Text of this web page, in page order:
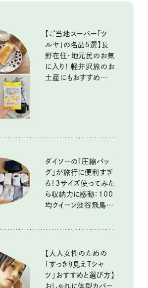
【ご当地スーパー「ツ
ルヤ」の名品5選】長
野在住・地元民のお気
に入り！ 軽井沢旅のお
土産にもおすすめのお
ダイソーの「圧縮バッ
グ」が旅行に便利すぎ
る！3サイズ使ってみた
ら収納力に感動：100
均クイーン渋谷飛鳥の
【大人女性のための
「すっきり見えTシャ
ツ」おすすめと選び方】
おしゃれに体型カバー